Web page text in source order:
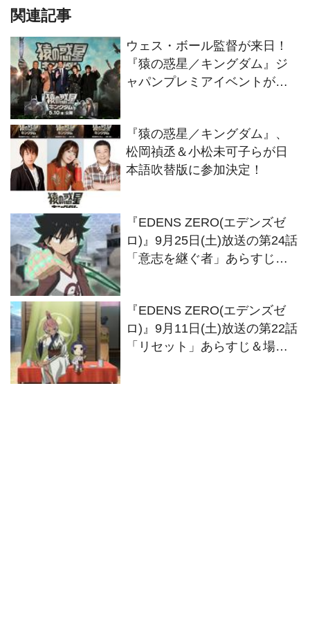
関連記事
ウェス・ボール監督が来日！
『猿の惑星／キングダム』ジ
ャパンプレミアイベントが開
『猿の惑星／キングダム』、
松岡禎丞＆小松未可子らが日
本語吹替版に参加決定！
『EDENS ZERO(エデンズゼ
ロ)』9月25日(土)放送の第24話
「意志を継ぐ者」あらすじ＆
『EDENS ZERO(エデンズゼ
ロ)』9月11日(土)放送の第22話
「リセット」あらすじ＆場面